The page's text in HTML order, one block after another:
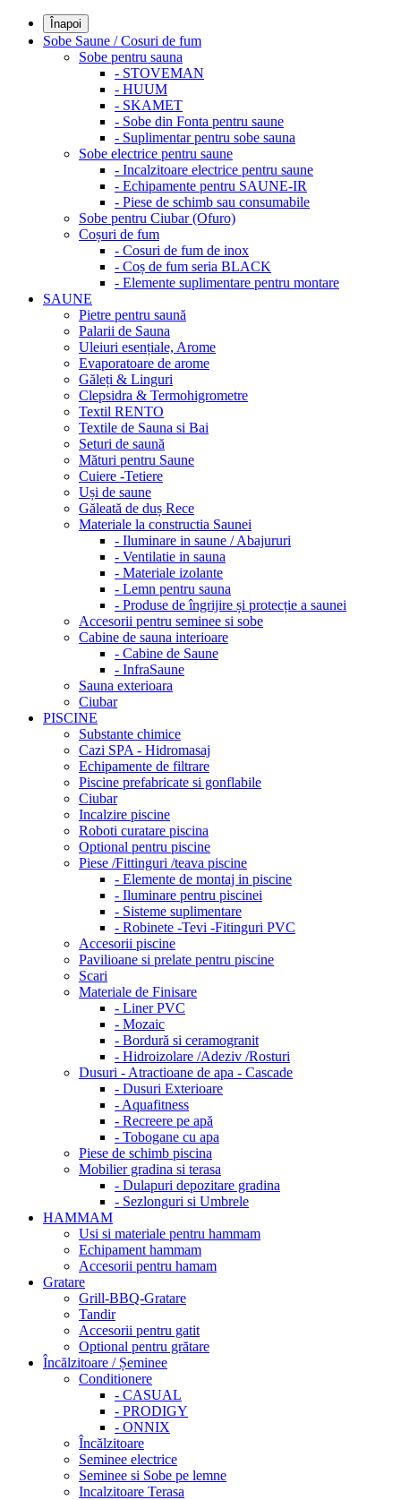
Înapoi
Sobe Saune / Cosuri de fum
Sobe pentru sauna
- STOVEMAN
- HUUM
- SKAMET
- Sobe din Fonta pentru saune
- Suplimentar pentru sobe sauna
Sobe electrice pentru saune
- Incalzitoare electrice pentru saune
- Echipamente pentru SAUNE-IR
- Piese de schimb sau consumabile
Sobe pentru Ciubar (Ofuro)
Coșuri de fum
- Cosuri de fum de inox
- Coș de fum seria BLACK
- Elemente suplimentare pentru montare
SAUNE
Pietre pentru saună
Palarii de Sauna
Uleiuri esențiale, Arome
Evaporatoare de arome
Găleți & Linguri
Clepsidra & Termohigrometre
Textil RENTO
Textile de Sauna si Bai
Seturi de saună
Mături pentru Saune
Cuiere -Tetiere
Uși de saune
Găleată de duș Rece
Materiale la constructia Saunei
- Iluminare in saune / Abajururi
- Ventilatie in sauna
- Materiale izolante
- Lemn pentru sauna
- Produse de îngrijire și protecție a saunei
Accesorii pentru seminee si sobe
Cabine de sauna interioare
- Cabine de Saune
- InfraSaune
Sauna exterioara
Ciubar
PISCINE
Substante chimice
Cazi SPA - Hidromasaj
Echipamente de filtrare
Piscine prefabricate si gonflabile
Ciubar
Incalzire piscine
Roboti curatare piscina
Optional pentru piscine
Piese /Fittinguri /teava piscine
- Elemente de montaj in piscine
- Iluminare pentru piscinei
- Sisteme suplimentare
- Robinete -Tevi -Fitinguri PVC
Accesorii piscine
Pavilioane si prelate pentru piscine
Scari
Materiale de Finisare
- Liner PVC
- Mozaic
- Bordură si ceramogranit
- Hidroizolare /Adeziv /Rosturi
Dusuri - Atractioane de apa - Cascade
- Dusuri Exterioare
- Aquafitness
- Recreere pe apă
- Tobogane cu apa
Piese de schimb piscina
Mobilier gradina si terasa
- Dulapuri depozitare gradina
- Sezlonguri si Umbrele
HAMMAM
Usi si materiale pentru hammam
Echipament hammam
Accesorii pentru hamam
Gratare
Grill-BBQ-Gratare
Tandir
Accesorii pentru gatit
Optional pentru grătare
Încălzitoare / Șeminee
Conditionere
- CASUAL
- PRODIGY
- ONNIX
Încălzitoare
Seminee electrice
Seminee si Sobe pe lemne
Incalzitoare Terasa